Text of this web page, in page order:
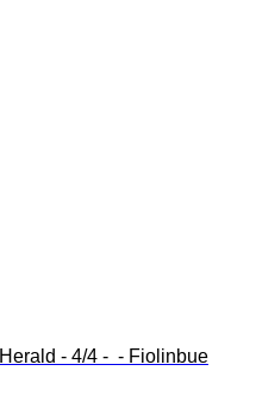
Herald - 4/4 -  - Fiolinbue